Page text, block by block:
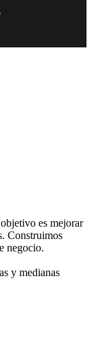
es mejorar
Construimos
negocio.
y medianas